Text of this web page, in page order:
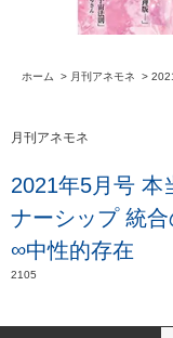
ホーム > 月刊アネモネ >
月刊アネモネ
2021年5月号 本
ナーシップ 統
∞中性的存在
2105